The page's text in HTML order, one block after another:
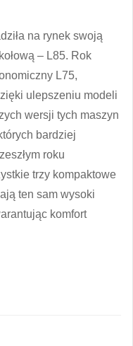
na rynek swoją
– L85. Rok
L75,
ulepszeniu modeli
wersji tych maszyn
bardziej
roku
trzy kompaktowe
ten sam wysoki
komfort